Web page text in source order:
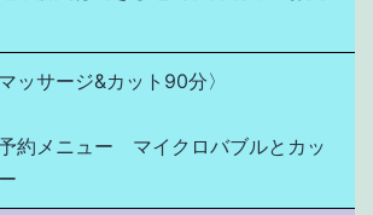
ッサージ&カット90分〉
約メニュー　マイクロバブルとカッ